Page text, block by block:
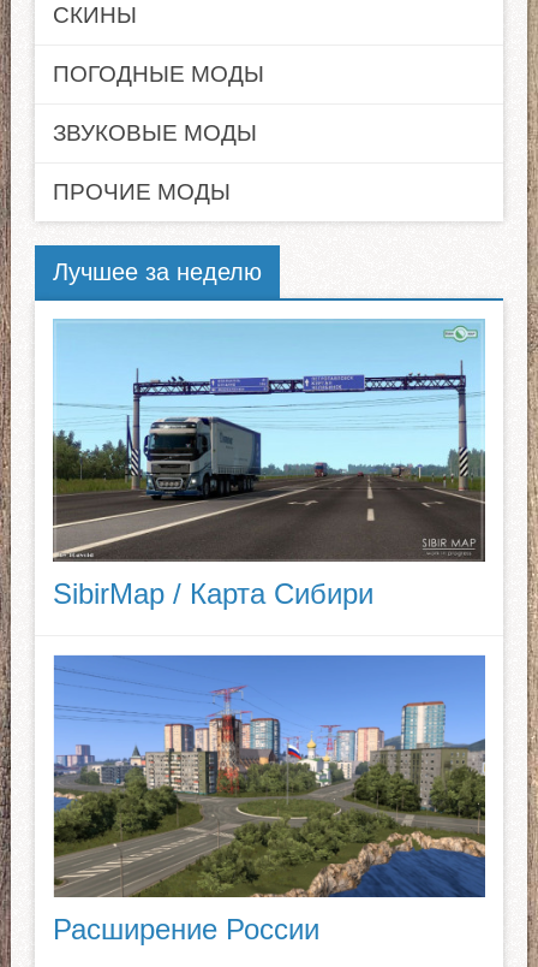
СКИНЫ
ПОГОДНЫЕ МОДЫ
ЗВУКОВЫЕ МОДЫ
ПРОЧИЕ МОДЫ
Лучшее за неделю
SibirMap / Карта Сибири
Расширение России